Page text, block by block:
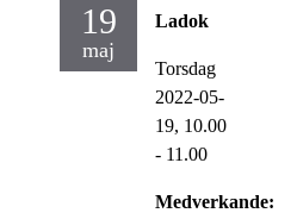
19
maj
Ladok
Torsdag
2022-05-
19, 10.00
- 11.00
Medverkande: